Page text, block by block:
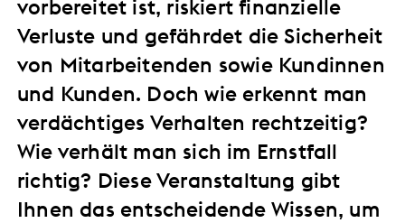
vorbereitet ist, riskiert finanzielle
Verluste und gefährdet die Sicherheit
von Mitarbeitenden sowie Kundinnen
und Kunden. Doch wie erkennt man
verdächtiges Verhalten rechtzeitig?
Wie verhält man sich im Ernstfall
richtig? Diese Veranstaltung gibt
Ihnen das entscheidende Wissen, um